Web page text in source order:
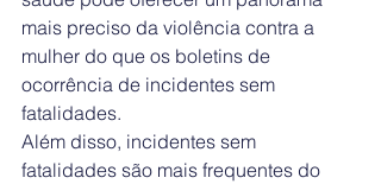
mais preciso da violência contra a
mulher do que os boletins de
ocorrência de incidentes sem
fatalidades.
Além disso, incidentes sem
fatalidades são mais frequentes do